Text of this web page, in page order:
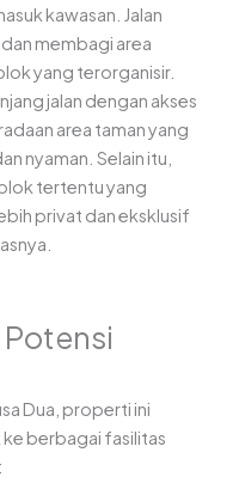
kawasan. Jalan
membagi area
yang terorganisir.
jalan dengan akses
area taman yang
nyaman. Selain itu,
tertentu yang
privat dan eksklusif
Dua, properti ini
ke berbagai fasilitas